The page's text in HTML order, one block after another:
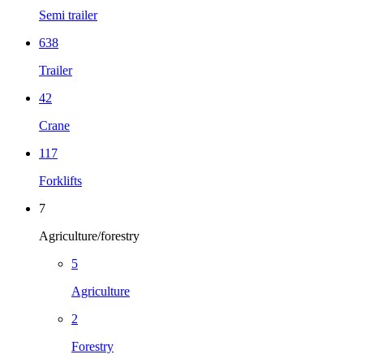
Semi trailer
638
Trailer
42
Crane
117
Forklifts
7
Agriculture/forestry
5
Agriculture
2
Forestry